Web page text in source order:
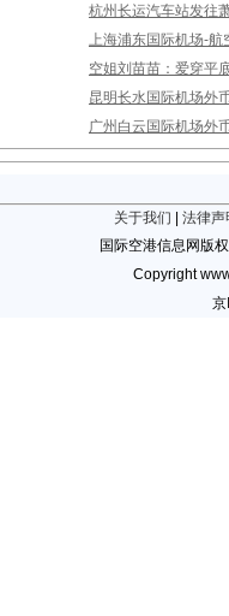
杭州长运汽车站发往
上海浦东国际机场-航
空姐刘苗苗：爱穿平
昆明长水国际机场外
广州白云国际机场外
关于我们
法律声
国际空港信息网版
Copyright